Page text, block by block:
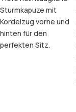
Sturmkapuze mit
Kordelzug vorne und
hinten für den
perfekten Sitz.